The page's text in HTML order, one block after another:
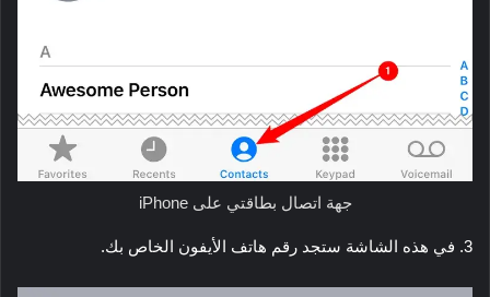
جهة اتصال بطاقتي على iPhone
3. في هذه الشاشة ستجد رقم هاتف الأيفون الخاص بك.